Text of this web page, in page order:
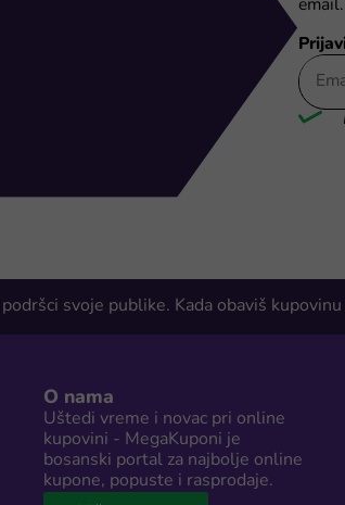
email.
svoje publike. Kada obaviš
O nama
Uštedi vreme i novac pri online
kupovini - MegaKuponi je
bosanski portal za najbolje online
kupone, popuste i rasprodaje.